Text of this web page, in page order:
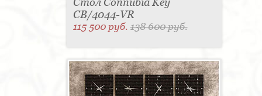
CB/4044-VR
115 500 руб.138 600 руб.